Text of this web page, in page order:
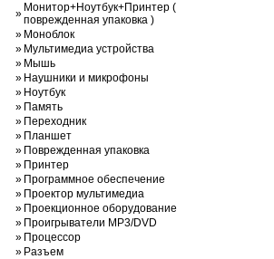
» Монитор+Ноутбук+Принтер (
поврежденная упаковка )
» Моноблок
» Мультимедиа устройства
» Мышь
» Наушники и микрофоны
» Ноутбук
» Память
» Переходник
» Планшет
» Поврежденная упаковка
» Принтер
» Программное обеспечение
» Проектор мультимедиа
» Проекционное оборудование
» Проигрыватели MP3/DVD
» Процессор
» Разъем